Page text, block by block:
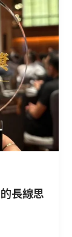
長線思